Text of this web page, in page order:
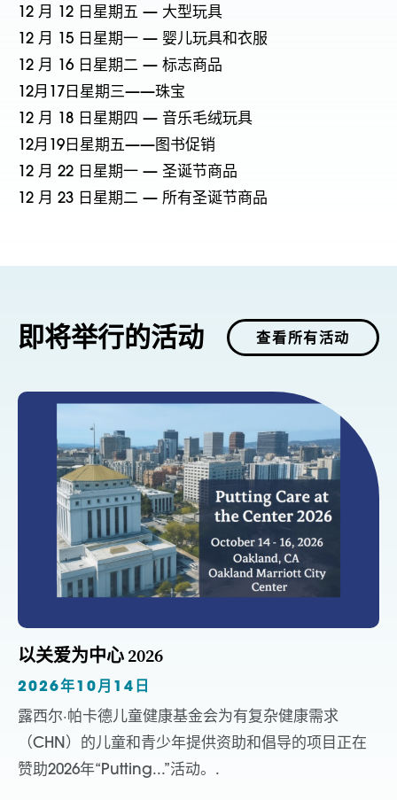
12 月 12 日星期五 — 大型玩具
12 月 15 日星期一 — 婴儿玩具和衣服
12 月 16 日星期二 — 标志商品
12月17日星期三——珠宝
12 月 18 日星期四 — 音乐毛绒玩具
12月19日星期五——图书促销
12 月 22 日星期一 — 圣诞节商品
12 月 23 日星期二 — 所有圣诞节商品
即将举行的活动 查看所有活动
以关爱为中心 2026
2026年10月14日
露西尔·帕卡德儿童健康基金会为有复杂健康需求
（CHN）的儿童和青少年提供资助和倡导的项目正在
赞助2026年“Putting...”活动。.